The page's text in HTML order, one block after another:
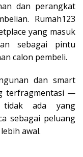
dan perangkat
Rumah123
yang masuk
sebagai pintu
calon pembeli.
dan smart
terfragmentasi —
ada yang
sebagai peluang
awal.